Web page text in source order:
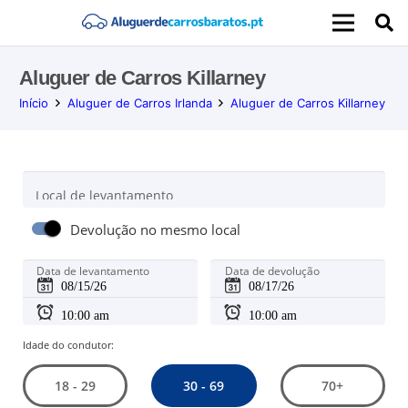
Aluguer de Carros Killarney
Início Aluguer de Carros Irlanda Aluguer de Carros Killarney
Local de levantamento
Devolução no mesmo local
Data de levantamento Data de devolução
Idade do condutor:
18 - 29 30 - 69 70+